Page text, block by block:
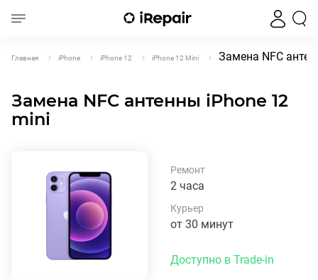
Главная iPhone iPhone 12 iPhone 12 Mini Замена NFC
Замена NFC антенны iPhone 12
mini
Ремонт
2 часа
Курьер
от 30 минут
Доступно в Trade-in